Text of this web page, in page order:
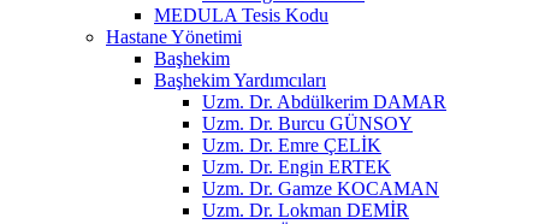
MEDULA Tesis Kodu
Hastane Yönetimi
Başhekim
Başhekim Yardımcıları
Uzm. Dr. Abdülkerim DAMAR
Uzm. Dr. Burcu GÜNSOY
Uzm. Dr. Emre ÇELİK
Uzm. Dr. Engin ERTEK
Uzm. Dr. Gamze KOCAMAN
Uzm. Dr. Lokman DEMİR